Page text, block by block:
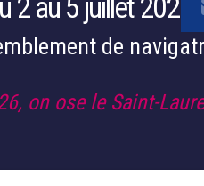
2 au 5 juillet 2026
de
on ose le Saint-